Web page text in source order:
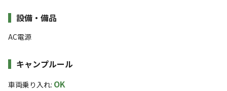
●電源
あり（1500W 2口）
●車両乗り入れ
施設詳細
設備・備品
AC電源
キャンプルール
車両乗り入れ: OK
夜の星空も最高で、普段街中で見上げる星空とは比べられ
ない程に澄んだ夜空の輝きを見る事ができます。
平均気温２０度を下回ることも多く、お子様連れのご家族
にも安心して快適なキャンプがお楽しみいただけます。